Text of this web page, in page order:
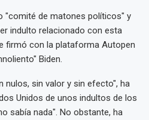
"comité de matones políticos" y
indulto relacionado con esta
firmó con la plataforma Autopen
Biden.
nulos, sin valor y sin efecto", ha
Unidos de unos indultos de los
sabía nada". No obstante, ha